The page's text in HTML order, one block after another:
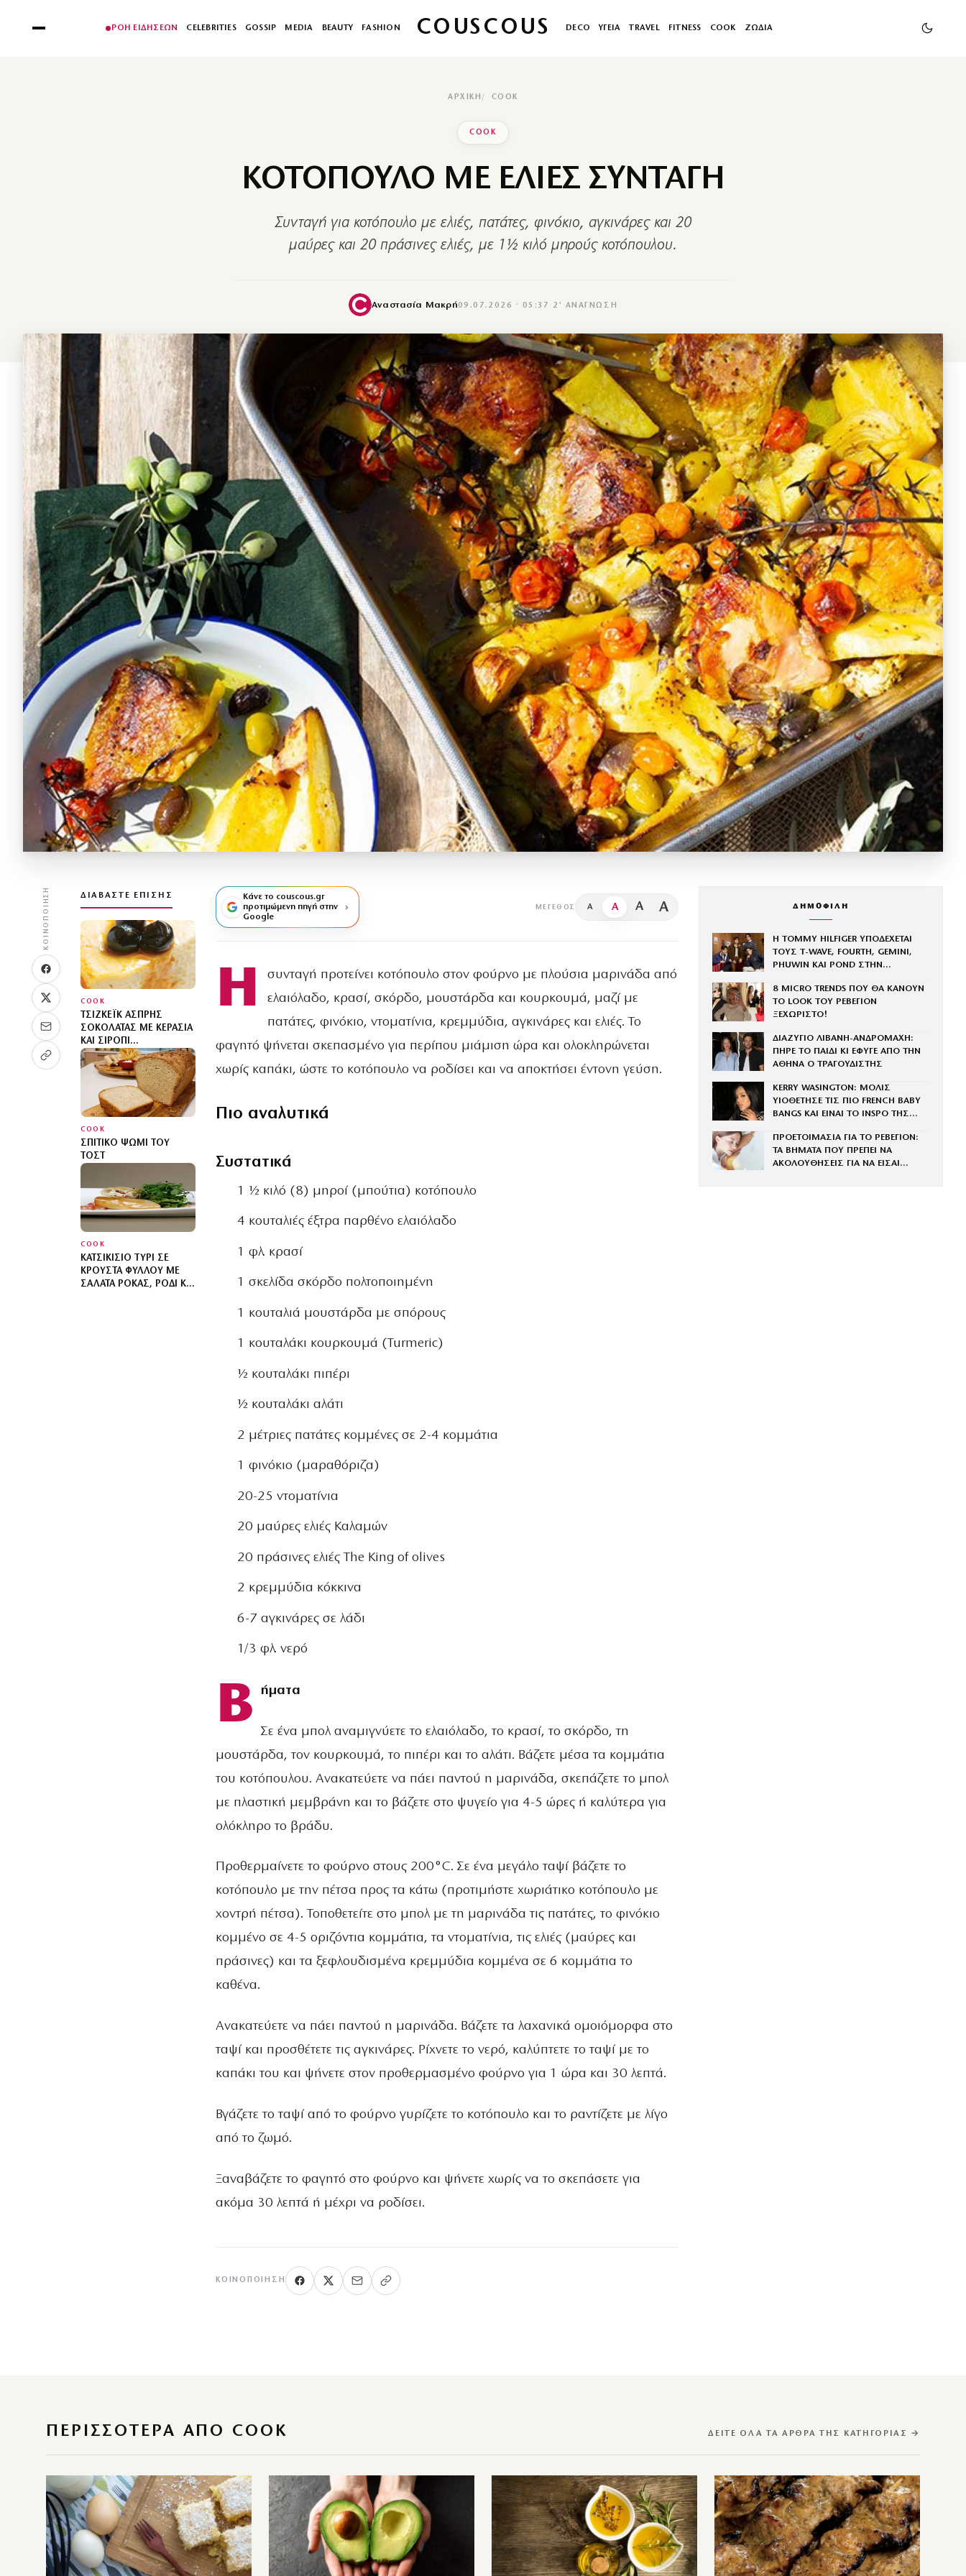
ΡΟΗ ΕΙΔΗΣΕΩΝ CELEBRITIES GOSSIP MEDIA BEAUTY FASHION COUSCOUS DECO ΥΓΕΙΑ TRAVEL FITNESS COOK ΖΩΔΙΑ
ΑΡΧΙΚΉ COOK
COOK
ΚΟΤΟΠΟΥΛΟ ΜΕ ΕΛΙΕΣ ΣΥΝΤΑΓΗ
Συνταγή για κοτόπουλο με ελιές, πατάτες, φινόκιο, αγκινάρες και 20
μαύρες και 20 πράσινες ελιές, με 1½ κιλό μηρούς κοτόπουλου.
Αναστασία Μακρή09.07.2026 · 05:37 · 2′ ΑΝΆΓΝΩΣΗ
ΚΟΙΝΟΠΟΊΗΣΗ ΔΙΑΒΆΣΤΕ ΕΠΊΣΗΣ
COOK
ΤΣΊΖΚΕΪΚ ΆΣΠΡΗΣ
ΣΟΚΟΛΆΤΑΣ ΜΕ ΚΕΡΆΣΙΑ
ΚΑΙ ΣΙΡΌΠΙ
ΚΟΥΜΑΝΤΑΡΊΑΣ
COOK
ΣΠΙΤΙΚΌ ΨΩΜΊ ΤΟΥ
ΤΟΣΤ
COOK
ΚΑΤΣΙΚΊΣΙΟ ΤΥΡΊ ΣΕ
ΚΡΟΎΣΤΑ ΦΎΛΛΟΥ ΜΕ
ΣΑΛΆΤΑ ΡΌΚΑΣ, ΡΌΔΙ ΚΑΙ
Κάνε το couscous.gr
προτιμώμενη πηγή στην
Google
ΜΈΓΕΘΟΣ A A A A
Η
συνταγή προτείνει κοτόπουλο στον φούρνο με πλούσια μαρινάδα από
ελαιόλαδο, κρασί, σκόρδο, μουστάρδα και κουρκουμά, μαζί με
πατάτες, φινόκιο, ντοματίνια, κρεμμύδια, αγκινάρες και ελιές. Το
φαγητό ψήνεται σκεπασμένο για περίπου μιάμιση ώρα και ολοκληρώνεται
χωρίς καπάκι, ώστε το κοτόπουλο να ροδίσει και να αποκτήσει έντονη γεύση.
Πιο αναλυτικά
Συστατικά
1 ½ κιλό (8) µηροί (µπούτια) κοτόπουλο
4 κουταλιές έξτρα παρθένο ελαιόλαδο
1 φλ. κρασί
1 σκελίδα σκόρδο πολτοποιηµένη
1 κουταλιά µουστάρδα µε σπόρους
1 κουταλάκι κουρκουµά (Turmeric)
½ κουταλάκι πιπέρι
½ κουταλάκι αλάτι
2 µέτριες πατάτες κοµµένες σε 2-4 κοµµάτια
1 φινόκιο (µαραθόριζα)
20-25 ντοµατίνια
20 µαύρες ελιές Καλαµών
20 πράσινες ελιές Τhe King of olives
2 κρεµµύδια κόκκινα
6-7 αγκινάρες σε λάδι
1/3 φλ. νερό
Β ήματα
Σε ένα µπολ αναµιγνύετε το ελαιόλαδο, το κρασί, το σκόρδο, τη
µουστάρδα, τον κουρκουµά, το πιπέρι και το αλάτι. Βάζετε µέσα τα κοµµάτια
του κοτόπουλου. Ανακατεύετε να πάει παντού η µαρινάδα, σκεπάζετε το µπολ
µε πλαστική µεµβράνη και το βάζετε στο ψυγείο για 4-5 ώρες ή καλύτερα για
ολόκληρο το βράδυ.
Προθερµαίνετε το φούρνο στους 200°C. Σε ένα µεγάλο ταψί βάζετε το
κοτόπουλο µε την πέτσα προς τα κάτω (προτιµήστε χωριάτικο κοτόπουλο µε
χοντρή πέτσα). Τοποθετείτε στο µπολ µε τη µαρινάδα τις πατάτες, το φινόκιο
κοµµένο σε 4-5 οριζόντια κοµµάτια, τα ντοµατίνια, τις ελιές (µαύρες και
πράσινες) και τα ξεφλουδισµένα κρεµµύδια κοµµένα σε 6 κοµµάτια το
καθένα.
Ανακατεύετε να πάει παντού η µαρινάδα. Βάζετε τα λαχανικά οµοιόµορφα στο
ταψί και προσθέτετε τις αγκινάρες. Ρίχνετε το νερό, καλύπτετε το ταψί µε το
καπάκι του και ψήνετε στον προθερµασµένο φούρνο για 1 ώρα και 30 λεπτά.
Βγάζετε το ταψί από το φούρνο γυρίζετε το κοτόπουλο και το ραντίζετε µε λίγο
από το ζωµό.
Ξαναβάζετε το φαγητό στο φούρνο και ψήνετε χωρίς να το σκεπάσετε για
ακόµα 30 λεπτά ή µέχρι να ροδίσει.
ΚΟΙΝΟΠΟΊΗΣΗ
ΔΗΜΟΦΙΛΗ
Η TOMMY HILFIGER ΥΠΟΔΕΧΕΤΑΙ
ΤΟΥΣ Τ-WAVE, FOURTH, GEMINI,
PHUWIN ΚΑΙ POND ΣΤΗΝ
8 MICRO TRENDS ΠΟΥ ΘΑ ΚΑΝΟΥΝ
ΤΟ LOOK ΤΟΥ ΡΕΒΕΓΙΟΝ
ΞΕΧΩΡΙΣΤΟ!
ΔΙΑΖΥΓΙΟ ΛΙΒΑΝΗ-ΑΝΔΡΟΜΑΧΗ:
ΠΗΡΕ ΤΟ ΠΑΙΔΙ ΚΙ ΕΦΥΓΕ ΑΠΟ ΤΗΝ
ΑΘΗΝΑ Ο ΤΡΑΓΟΥΔΙΣΤΗΣ
KERRY WASINGTON: ΜΟΛΙΣ
ΥΙΟΘΕΤΗΣΕ ΤΙΣ ΠΙΟ FRENCH BABY
BANGS ΚΑΙ ΕΙΝΑΙ ΤΟ INSPO ΤΗΣ
ΠΡΟΕΤΟΙΜΑΣΙΑ ΓΙΑ ΤΟ ΡΕΒΕΓΙΟΝ:
ΤΑ ΒΗΜΑΤΑ ΠΟΥ ΠΡΕΠΕΙ ΝΑ
ΑΚΟΛΟΥΘΗΣΕΙΣ ΓΙΑ ΝΑ ΕΙΣΑΙ
ΠΕΡΙΣΣΌΤΕΡΑ ΑΠΌ COOK ΔΕΊΤΕ ΌΛΑ ΤΑ ΆΡΘΡΑ ΤΗΣ ΚΑΤΗΓΟΡΊΑΣ →